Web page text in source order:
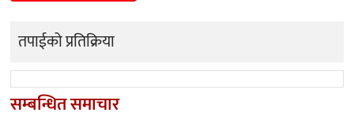
तपाईको प्रतिक्रिया
सम्बन्धित समाचार